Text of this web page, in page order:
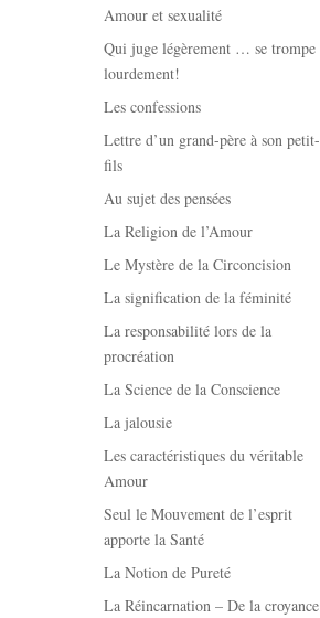
Amour et sexualité
Qui juge légèrement … se trompe
lourdement!
Les confessions
Lettre d’un grand-père à son petit-
fils
Au sujet des pensées
La Religion de l’Amour
Le Mystère de la Circoncision
La signification de la féminité
La responsabilité lors de la
procréation
La Science de la Conscience
La jalousie
Les caractéristiques du véritable
Amour
Seul le Mouvement de l’esprit
apporte la Santé
La Notion de Pureté
La Réincarnation – De la croyance